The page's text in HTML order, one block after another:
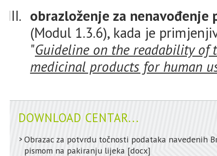
obrazloženje za
(Modul 1.3.6), kada je
"Guideline on the readability of
medicinal products for human
DOWNLOAD CENTAR...
Obrazac za potvrdu točnosti podataka navedenih
pismom na pakiranju lijeka [docx]